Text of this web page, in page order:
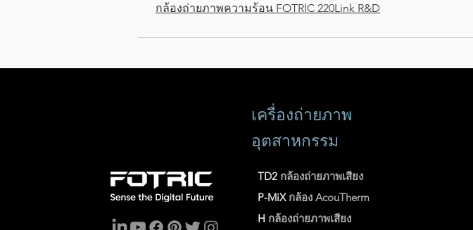
กล้องถ่ายภาพความร้อน FOTRIC 220Link R&D
เครื่องถ่ายภาพ
อุตสาหกรรม
TD2 กล้องถ่ายภาพเสียง
P-MiX กล้อง AcouTherm
H กล้องถ่ายภาพเสียง